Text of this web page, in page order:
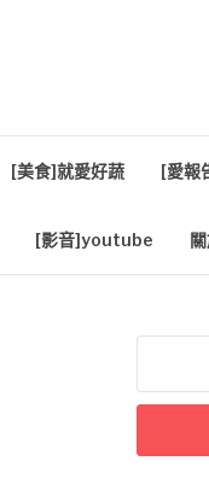
[美食]就愛好蔬 [愛報
[影音]youtube
關
字: